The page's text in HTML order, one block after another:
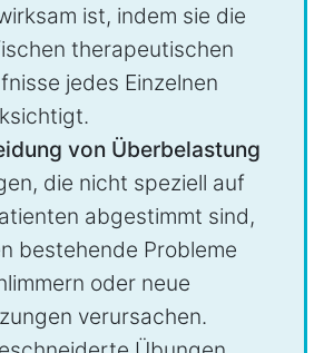
ist, indem sie die
therapeutischen
jedes Einzelnen
von Überbelastung
die nicht speziell auf
abgestimmt sind,
bestehende Probleme
oder neue
verursachen.